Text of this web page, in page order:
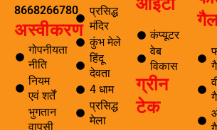
8668266780
अस्वीकरण
गोपनीयता
नीति
नियम
एवं शर्तें
भुगतान
वापसी
प्रसिद्ध
मंदिर
कुंभ मेले
हिंदू
देवता
4 धाम
प्रसिद्ध
मेला
कंप्यूटर
वेब
विकास
ग्रीन
टेक